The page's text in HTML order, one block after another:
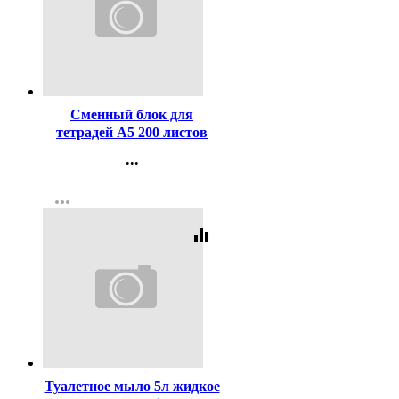
Сменный блок для
тетрадей А5 200 листов
200СБ5В1_26292
...
Регистрация
more_horiz
equalizer
Туалетное мыло 5л жидкое